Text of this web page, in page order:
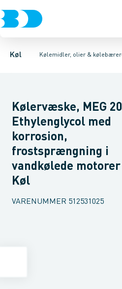
Køl Kølemidler, olier &
Kompressorer
KølemidlerOlierKølebærere
Glykol EthanolRefraktometre
Kølervæske, MEG
Ethylenglycol med
korrosion,
frostsprængning i
vandkølede motorer
Køl
VARENUMMER 512531025